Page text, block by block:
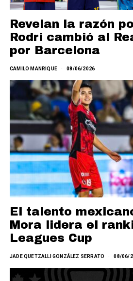
Revelan la razón
Rodri cambió al
por Barcelona
CAMILO MANRIQUE 08/06/2026
El talento
Mora lidera el
Leagues Cup
JADE QUETZALLI GONZÁLEZ SERRATO 08/06/